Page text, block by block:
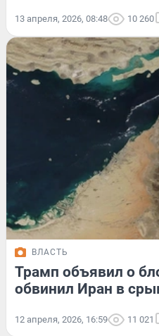
13 апреля, 2026, 08:48 10 260
ВЛАСТЬ
Трамп объявил о
обвинил Иран в
12 апреля, 2026, 16:59 11 021